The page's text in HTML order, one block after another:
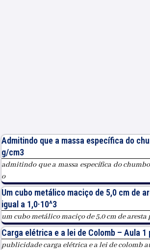
Admitindo que a massa específica do
g/cm3
admitindo que a massa específica do
o
Um cubo metálico maciço de 5,0 cm de
igual a 1,0·10^3
um cubo metálico maciço de 5,0 cm de aresta
Carga elétrica e a lei de Colomb – Aula 1
publicidade carga elétrica e a lei de colomb